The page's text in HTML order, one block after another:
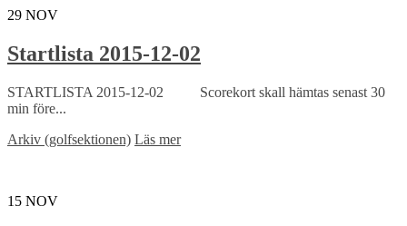
29 NOV
Startlista 2015-12-02
STARTLISTA 2015-12-02 Scorekort skall hämtas senast 30
min före...
Arkiv (golfsektionen) Läs mer
15 NOV